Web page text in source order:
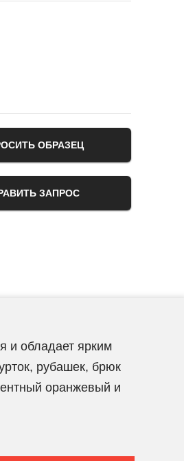
ОБРАЗЕЦ
ЗАПРОС
и обладает ярким
рубашек, брюк
оранжевый и